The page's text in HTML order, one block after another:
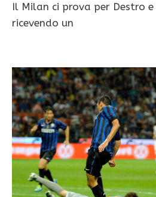
Il Milan ci prova per Destro e
ricevendo un